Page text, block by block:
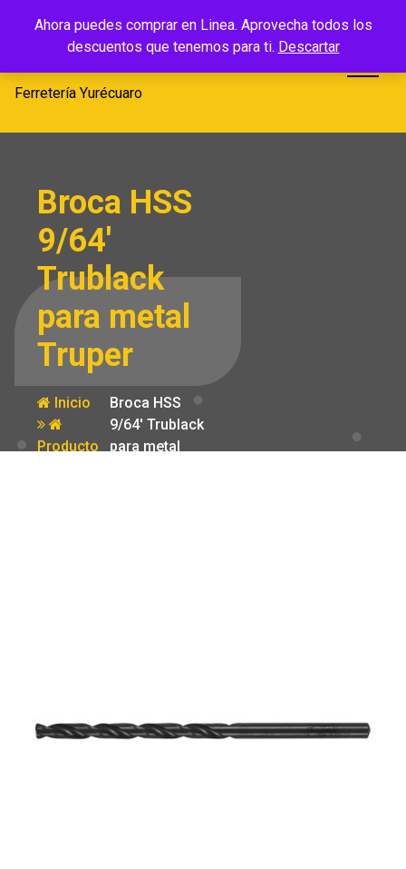
Ahora puedes comprar en Linea. Aprovecha todos los
descuentos que tenemos para ti. Descartar
Ferretería
Yurécuaro
Ferretería Yurécuaro
Broca HSS
9/64′
Trublack
para metal
Truper
Inicio
Producto
Broca HSS
9/64′ Trublack
para metal